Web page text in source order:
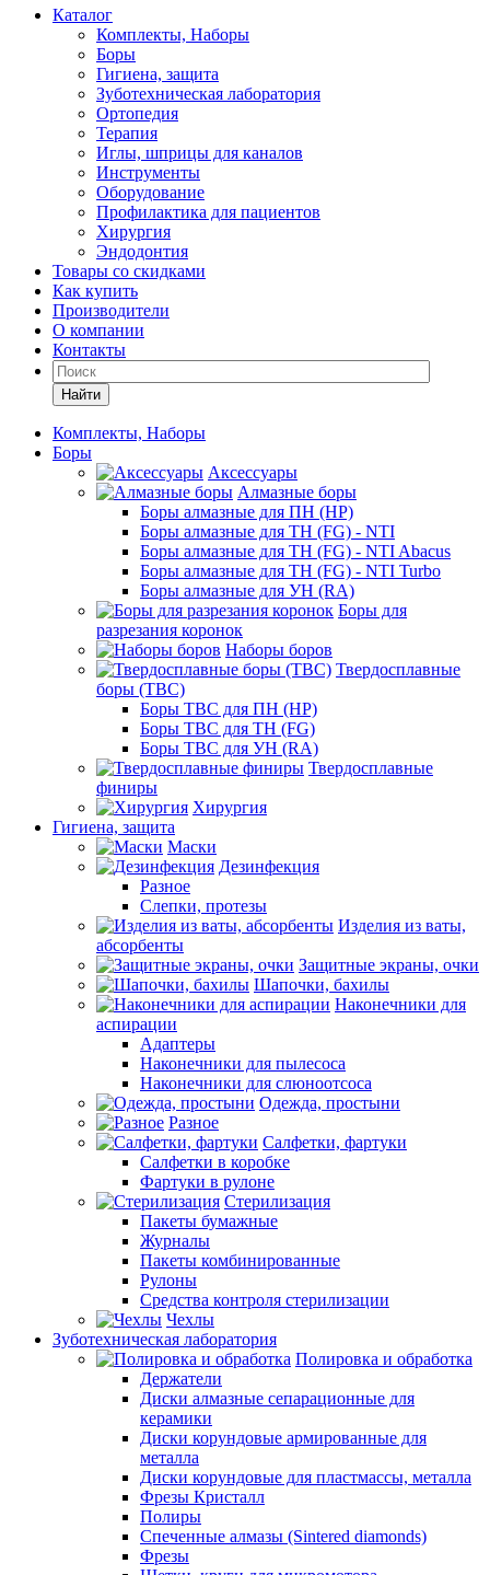
Каталог
Комплекты, Наборы
Боры
Гигиена, защита
Зуботехническая лаборатория
Ортопедия
Терапия
Иглы, шприцы для каналов
Инструменты
Оборудование
Профилактика для пациентов
Хирургия
Эндодонтия
Товары со скидками
Как купить
Производители
О компании
Контакты
Найти
Комплекты, Наборы
Боры
Аксессуары
Алмазные боры
Боры алмазные для ПН (HP)
Боры алмазные для ТН (FG) - NTI
Боры алмазные для ТН (FG) - NTI Abacus
Боры алмазные для ТН (FG) - NTI Turbo
Боры алмазные для УН (RA)
Боры для
разрезания коронок
Наборы боров
Твердосплавные
боры (ТВС)
Боры ТВС для ПН (HP)
Боры ТВС для ТН (FG)
Боры ТВС для УН (RA)
Твердосплавные
финиры
Хирургия
Гигиена, защита
Маски
Дезинфекция
Разное
Слепки, протезы
Изделия из ваты,
абсорбенты
Защитные экраны, очки
Шапочки, бахилы
Наконечники для
аспирации
Адаптеры
Наконечники для пылесоса
Наконечники для слюноотсоса
Одежда, простыни
Разное
Салфетки, фартуки
Салфетки в коробке
Фартуки в рулоне
Стерилизация
Пакеты бумажные
Журналы
Пакеты комбинированные
Рулоны
Средства контроля стерилизации
Чехлы
Зуботехническая лаборатория
Полировка и обработка
Держатели
Диски алмазные сепарационные для
керамики
Диски корундовые армированные для
металла
Диски корундовые для пластмассы, металла
Фрезы Кристалл
Полиры
Спеченные алмазы (Sintered diamonds)
Фрезы